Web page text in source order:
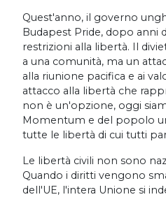
Quest'anno, il governo
Budapest Pride, dopo anni
restrizioni alla libertà. Il
a una comunità, ma un
alla riunione pacifica e ai
attacco alla libertà che
non è un'opzione, oggi
Momentum e del popolo
tutte le libertà di cui tutti
Le libertà civili non sono
Quando i diritti vengono
dell'UE, l'intera Unione si